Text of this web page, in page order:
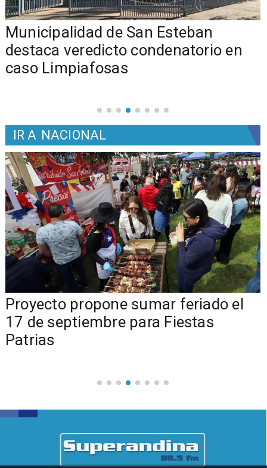
Municipalidad de San Esteban
destaca veredicto condenatorio en
caso Limpiafosas
IR A NACIONAL
Proyecto propone sumar feriado el
17 de septiembre para Fiestas
Patrias